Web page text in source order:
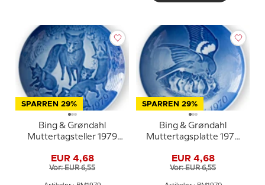
SPARREN 29%
Bing & Grøndahl
Muttertagsteller 1979
EUR 4,68
Vor: EUR 6,55
SPARREN 29%
Bing & Grøndahl
Muttertagsplatte 1970
EUR 4,68
Vor: EUR 6,55